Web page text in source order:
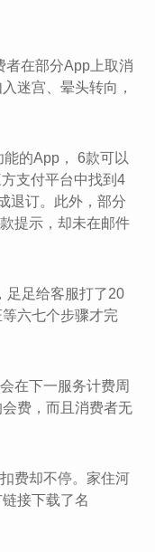
者在部分App上取消
迷宫、晕头转向，
的App， 6款可以
支付平台中找到4
退订。此外，部分
提示，却未在邮件
足足给客服打了20
六七个步骤才完
在下一服务计费周
费，而且消费者无
费却不停。家住河
接下载了名